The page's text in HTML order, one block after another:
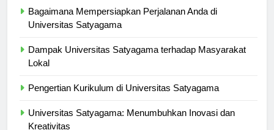
Bagaimana Mempersiapkan Perjalanan Anda di
Dampak Universitas Satyagama terhadap Masyarakat
Universitas Satyagama: Menumbuhkan Inovasi dan